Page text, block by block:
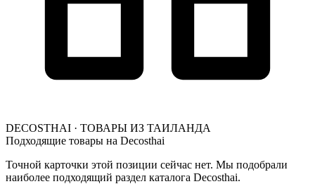
DECOSTHAI · ТОВАРЫ ИЗ ТАИЛАНДА
Подходящие товары на Decosthai
Точной карточки этой позиции сейчас нет. Мы подобрали
наиболее подходящий раздел каталога Decosthai.